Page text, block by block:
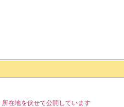
在地を伏せて公開しています